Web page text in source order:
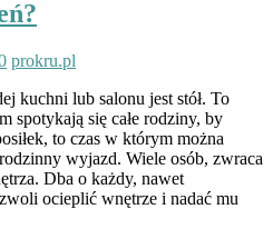
prokru.pl
kuchni lub salonu jest stół. To
spotykają się całe rodziny, by
to czas w którym można
wyjazd. Wiele osób, zwraca
Dba o każdy, nawet
ocieplić wnętrze i nadać mu